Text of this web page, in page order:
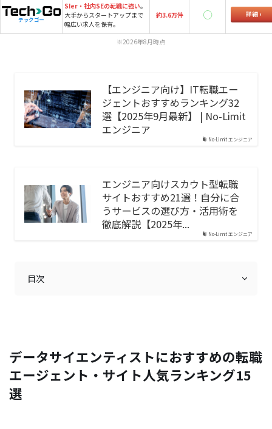
テックゴー
SIer・社内SEの転職に強い。
大手からスタートアップまで
幅広い求人を保有。
約3.6万件 詳細
※2026年8月時点
No-Limit エンジニア
【エンジニア向け】IT転職エー
ジェントおすすめランキング32
選【2025年9月最新】 | No-Limit
エンジニア
No-Limit エンジニア
エンジニア向けスカウト型転職
サイトおすすめ21選！自分に合
うサービスの選び方・活用術を
徹底解説【2025年...
目次
ニアから絶大な信頼
2位 Geekly（ギークリー）｜独自の求人で他にはない
出会いを提供
データサイエンティストにおすすめの転職
エージェント・サイト人気ランキング15
選